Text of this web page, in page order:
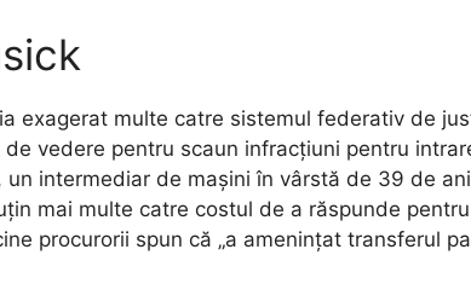
exagerat multe catre sistemul federativ de
vedere pentru scaun infracțiuni pentru
un intermediar de mașini în vârstă de 39 de
mai multe catre costul de a răspunde
procurorii spun că „a amenințat transferul